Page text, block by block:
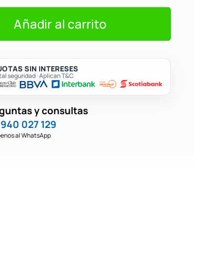
Añadir al carrito
SIN INTERESES
seguridad · Aplican T&C
y consultas
940 027 129
al WhatsApp